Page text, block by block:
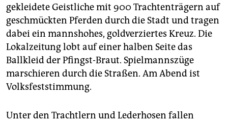
gekleidete Geistliche mit 900 Trachtenträgern auf
geschmückten Pferden durch die Stadt und tragen
dabei ein mannshohes, goldverziertes Kreuz. Die
Lokalzeitung lobt auf einer halben Seite das
Ballkleid der Pfingst-Braut. Spielmannszüge
marschieren durch die Straßen. Am Abend ist
Volksfeststimmung.
Unter den Trachtlern und Lederhosen fallen